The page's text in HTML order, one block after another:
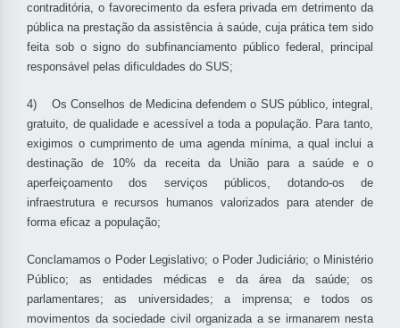
contraditória, o favorecimento da esfera privada em detrimento da
pública na prestação da assistência à saúde, cuja prática tem sido
feita sob o signo do subfinanciamento público federal, principal
responsável pelas dificuldades do SUS;
4) Os Conselhos de Medicina defendem o SUS público, integral,
gratuito, de qualidade e acessível a toda a população. Para tanto,
exigimos o cumprimento de uma agenda mínima, a qual inclui a
destinação de 10% da receita da União para a saúde e o
aperfeiçoamento dos serviços públicos, dotando-os de
infraestrutura e recursos humanos valorizados para atender de
forma eficaz a população;
Conclamamos o Poder Legislativo; o Poder Judiciário; o Ministério
Público; as entidades médicas e da área da saúde; os
parlamentares; as universidades; a imprensa; e todos os
movimentos da sociedade civil organizada a se irmanarem nesta